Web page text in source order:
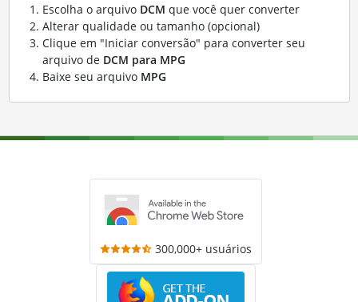
Escolha o arquivo DCM que você quer converter
Alterar qualidade ou tamanho (opcional)
Clique em "Iniciar conversão" para converter seu
arquivo de DCM para MPG
Baixe seu arquivo MPG
300,000+ usuários